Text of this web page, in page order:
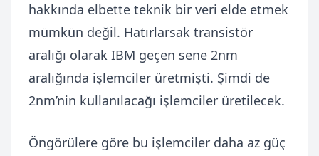
hakkında elbette teknik bir veri elde etmek
mümkün değil. Hatırlarsak transistör
aralığı olarak IBM geçen sene 2nm
aralığında işlemciler üretmişti. Şimdi de
2nm’nin kullanılacağı işlemciler üretilecek.
Öngörülere göre bu işlemciler daha az güç